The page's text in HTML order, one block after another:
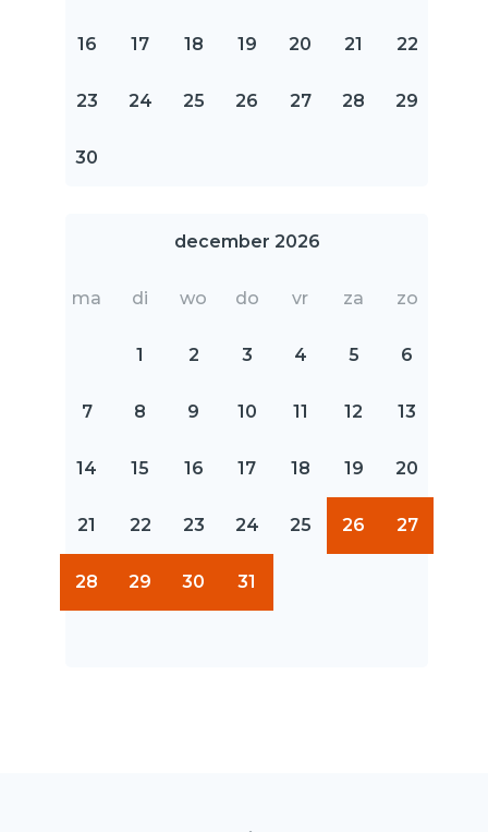
16 17 18 19 20 21 22
23 24 25 26 27 28 29
30
december 2026
ma di wo do vr za zo
1 2 3 4 5 6
7 8 9 10 11 12 13
14 15 16 17 18 19 20
21 22 23 24 25 26 27
28 29 30 31